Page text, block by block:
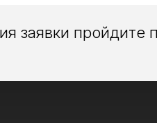
заявки пройдите